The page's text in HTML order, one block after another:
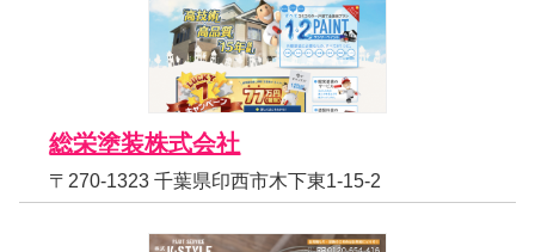
総栄塗装株式会社
〒270-1323 千葉県印西市木下東1-15-2